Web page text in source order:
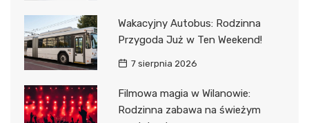
Wakacyjny Autobus: Rodzinna
Przygoda Już w Ten Weekend!
7 sierpnia 2026
Filmowa magia w Wilanowie:
Rodzinna zabawa na świeżym